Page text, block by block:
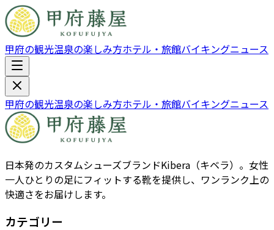
甲府の観光温泉の楽しみ方ホテル・旅館バイキングニュース
甲府の観光温泉の楽しみ方ホテル・旅館バイキングニュース
日本発のカスタムシューズブランドKibera（キベラ）。女性
一人ひとりの足にフィットする靴を提供し、ワンランク上の
快適さをお届けします。
カテゴリー